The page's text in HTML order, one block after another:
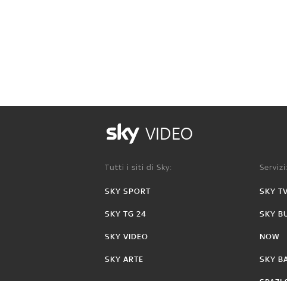
VIDEO
Tutti i siti di Sky:
SKY SPORT
SKY TG 24
SKY VIDEO
SKY ARTE
Servizi:
SKY
SKY
NOW
SKY